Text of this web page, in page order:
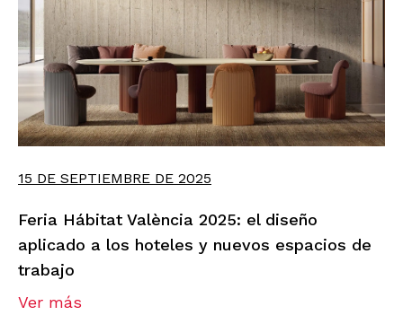
15 DE SEPTIEMBRE DE 2025
Feria Hábitat València 2025: el diseño
aplicado a los hoteles y nuevos espacios de
trabajo
Ver más